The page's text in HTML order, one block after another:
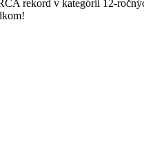
rekord v kategórii 12-